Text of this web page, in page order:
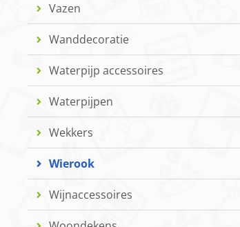
Vazen
Wanddecoratie
Waterpijp accessoires
Waterpijpen
Wekkers
Wierook
Wijnaccessoires